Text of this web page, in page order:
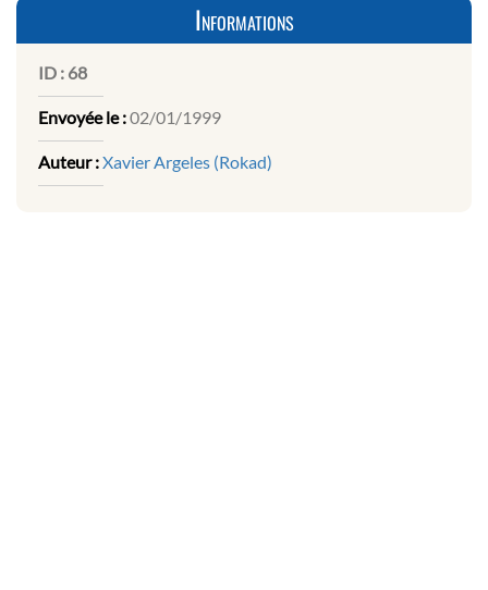
Informations
ID : 68
Envoyée le :02/01/1999
Auteur :Xavier Argeles (Rokad)